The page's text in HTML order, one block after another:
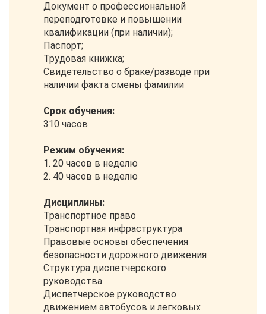
Документ о профессиональной
переподготовке и повышении
квалификации (при наличии);
Паспорт;
Трудовая книжка;
Свидетельство о браке/разводе при
наличии факта смены фамилии
Срок обучения:
310 часов
Режим обучения:
1. 20 часов в неделю
2. 40 часов в неделю
Дисциплины:
Транспортное право
Транспортная инфраструктура
Правовые основы обеспечения
безопасности дорожного движения
Структура диспетчерского
руководства
Диспетчерское руководство
движением автобусов и легковых